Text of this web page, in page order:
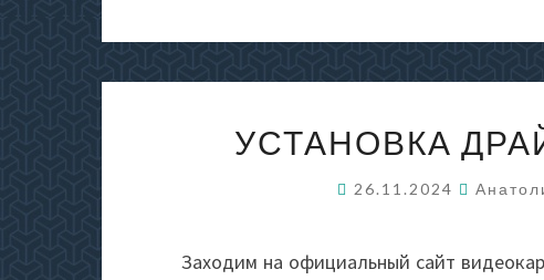
УСТАНОВКА
26.11.2024
Заходим на официальный сайт